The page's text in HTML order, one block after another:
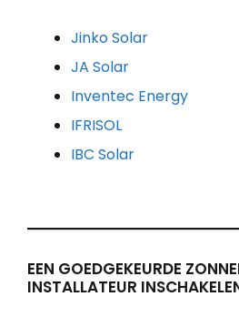
Jinko Solar
JA Solar
Inventec Energy
IFRISOL
IBC Solar
EEN GOEDGEKEURDE
INSTALLATEUR